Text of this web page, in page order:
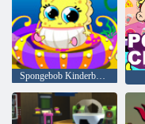
Spongebob Kinderbetreuung